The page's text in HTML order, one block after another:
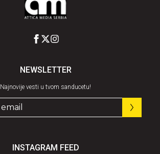
NEWSLETTER
Najnovije vesti u tvom sanducetu!
INSTAGRAM FEED